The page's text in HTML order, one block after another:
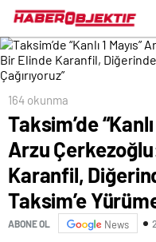
Diğerinde Aym
Çağırıyoruz”
164 okunma
Taksim’de
Arzu
Karanfil,
Taksim’e
ABONE OL News